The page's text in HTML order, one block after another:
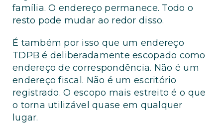
família. O endereço permanece. Todo o
resto pode mudar ao redor disso.
É também por isso que um endereço
TDPB é deliberadamente escopado como
endereço de correspondência. Não é um
endereço fiscal. Não é um escritório
registrado. O escopo mais estreito é o que
o torna utilizável quase em qualquer
lugar.